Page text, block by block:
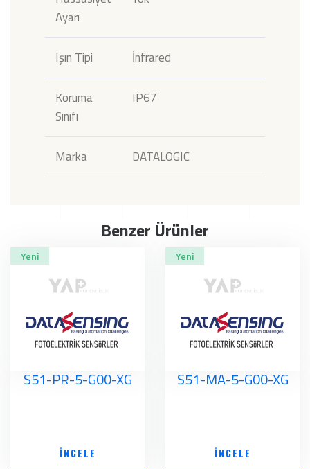
Ayarı
Işın Tipi İnfrared
Koruma
Sınıfı
IP67
Marka DATALOGIC
Benzer Ürünler
Yeni
S51-PR-5-G00-XG
İNCELE
Yeni
S51-MA-5-G00-XG
İNCELE